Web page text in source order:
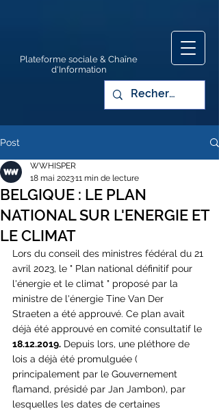
Plateforme sociale & Chaîne
d'Information
Post
BELGIQUE : LE PLAN
NATIONAL SUR L'ENERGIE ET
LE CLIMAT
WWHISPER
18 mai 202311 min de lecture
Lors du conseil des ministres fédéral du 21
avril 2023, le " Plan national définitif pour
l'énergie et le climat " proposé par la
ministre de l'énergie Tine Van Der
Straeten a été approuvé. Ce plan avait
déjà été approuvé en comité consultatif le
18.12.2019. Depuis lors, une pléthore de
lois a déjà été promulguée (
principalement par le Gouvernement
flamand, présidé par Jan Jambon), par
lesquelles les dates de certaines